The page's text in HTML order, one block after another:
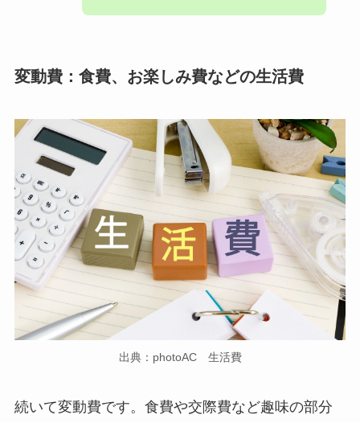
変動費：食費、お楽しみ費などの生活費
出典：photoAC 生活費
続いて変動費です。食費や交際費など趣味の部分